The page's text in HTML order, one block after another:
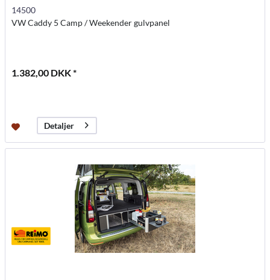
14500
VW Caddy 5 Camp / Weekender gulvpanel
1.382,00 DKK *
Detaljer